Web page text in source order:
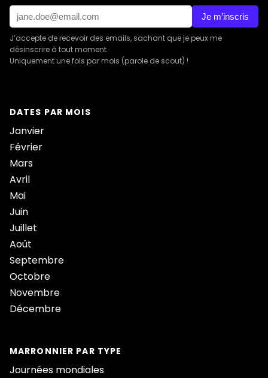
Je m’inscris
J’accepte de recevoir des emails, sachant que je peux me
désinscrire à tout moment.
Uniquement une fois par mois (parole de scout) !
DATES PAR MOIS
Janvier
Février
Mars
Avril
Mai
Juin
Juillet
Août
Septembre
Octobre
Novembre
Décembre
MARRONNIER PAR TYPE
Journées mondiales